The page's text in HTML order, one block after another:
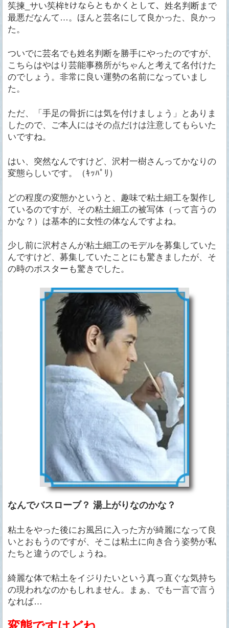
笶揀_サい笶桙ｾけならともかくとして、姓名判断まで
最悪だなんて…。ほんと芸名にして良かった、良かっ
た。
ついでに芸名でも姓名判断を勝手にやったのですが、
こちらはやはり芸能事務所がちゃんと考えて名付けた
のでしょう。非常に良い運勢の名前になっていまし
た。
ただ、「手足の骨折には気を付けましょう」とありま
したので、ご本人にはその点だけは注意してもらいた
いですね。
はい、突然なんですけど、沢村一樹さんってかなりの
変態らしいです。（ｷｯﾊﾟﾘ）
どの程度の変態かというと、趣味で粘土細工を製作し
ているのですが、その粘土細工の被写体（って言うの
かな？）は基本的に女性の体なんですよね。
少し前に沢村さんが粘土細工のモデルを募集していた
んですけど、募集していたことにも驚きましたが、そ
の時のポスターも驚きでした。
なんでバスローブ？ 湯上がりなのかな？
粘土をやった後にお風呂に入った方が綺麗になって良
いとおもうのですが、そこは粘土に向き合う姿勢が私
たちと違うのでしょうね。
綺麗な体で粘土をイジりたいという真っ直ぐな気持ち
の現われなのかもしれません。まぁ、でも一言で言う
なれば…